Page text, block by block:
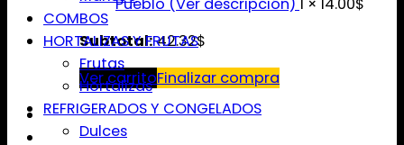
Subtotal: 42.32$
Ver carritoFinalizar compra
COMBOS
HORTALIZAS Y FRUTAS
Frutas
Hortalizas
REFRIGERADOS Y CONGELADOS
Dulces